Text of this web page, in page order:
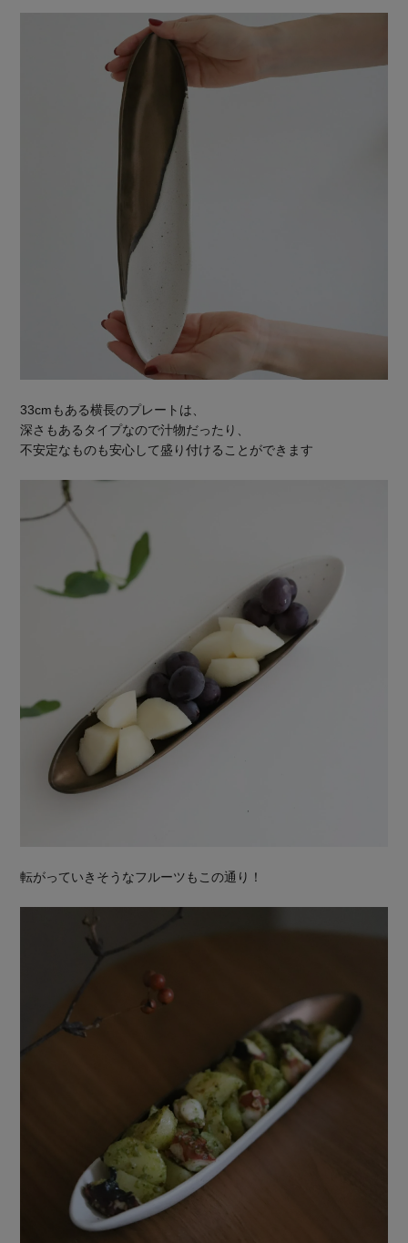
33cmもある横長のプレートは、
深さもあるタイプなので汁物だったり、
不安定なものも安心して盛り付けることができます
転がっていきそうなフルーツもこの通り！